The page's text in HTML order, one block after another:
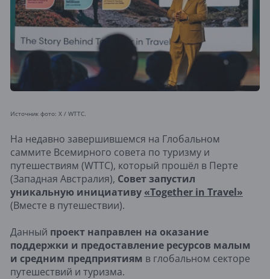
Источник фото: X / WTTC.
На недавно завершившемся на Глобальном
саммите Всемирного совета по туризму и
путешествиям (WTTC), который прошёл в Перте
(Западная Австралия), Совет запустил
уникальную инициативу «Together in Travel»
(Вместе в путешествии).
Данный проект направлен на оказание
поддержки и предоставление ресурсов малым
и средним предприятиям в глобальном секторе
путешествий и туризма.